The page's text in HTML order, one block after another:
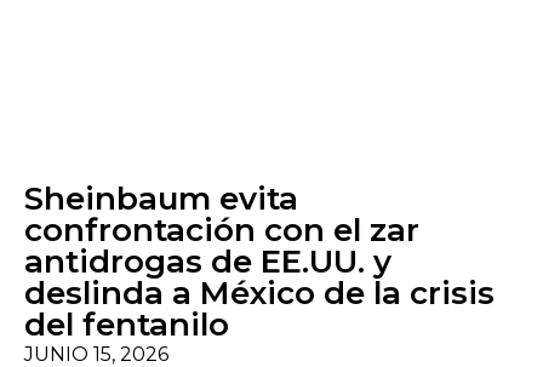
Sheinbaum evita
confrontación con el zar
antidrogas de EE.UU. y
deslinda a México de la crisis
del fentanilo
JUNIO 15, 2026